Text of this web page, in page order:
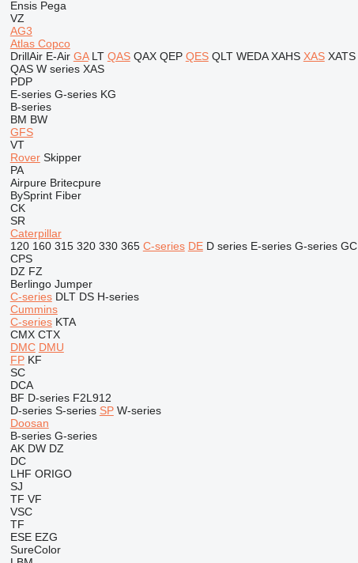
Ensis Pega
VZ
AG3
Atlas Copco
DrillAir E-Air GA LT QAS QAX QEP QES QLT WEDA XAHS XAS XATS
QAS W series XAS
PDP
E-series G-series KG
B-series
BM BW
GFS
VT
Rover Skipper
PA
Airpure Britecpure
BySprint Fiber
CK
SR
Caterpillar
120 160 315 320 330 365 C-series DE D series E-series G-series GC
CPS
DZ FZ
Berlingo Jumper
C-series DLT DS H-series
Cummins
C-series KTA
CMX CTX
DMC DMU
FP KF
SC
DCA
BF D-series F2L912
D-series S-series SP W-series
Doosan
B-series G-series
AK DW DZ
DC
LHF ORIGO
SJ
TF VF
VSC
TF
ESE EZG
SureColor